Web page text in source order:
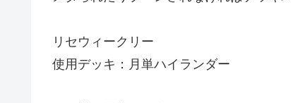
リセウィークリー
使用デッキ：月単ハイランダー